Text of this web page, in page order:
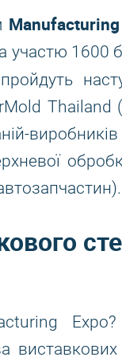
участю 1600
пройдуть